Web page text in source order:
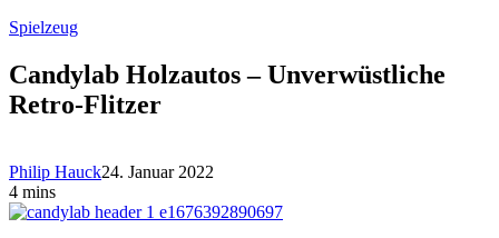
Spielzeug
Candylab Holzautos – Unverwüstliche
Retro-Flitzer
Philip Hauck24. Januar 2022
4 mins